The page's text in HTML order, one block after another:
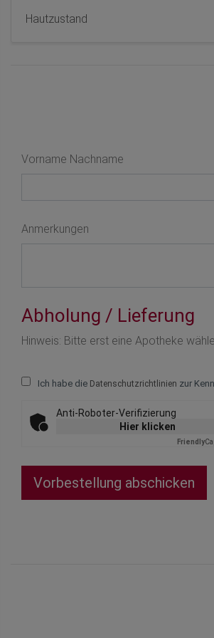
Hautzustand
Vorname Nachname
Anmerkungen
Abholung / Lieferung
Hinweis: Bitte erst eine Apotheke
Ich habe die Datenschutzrichtlinien zur
Anti-Roboter-Verifizierung
Hier klicken
Friendly
Vorbestellung abschicken